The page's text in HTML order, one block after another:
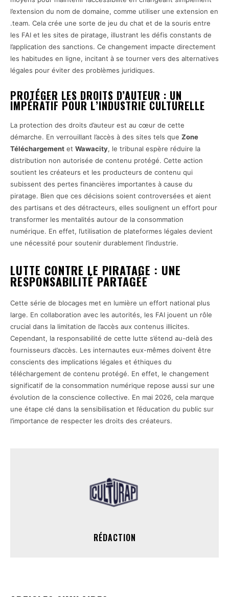
l’extension du nom de domaine, comme utiliser une extension en
.team. Cela crée une sorte de jeu du chat et de la souris entre
les FAI et les sites de piratage, illustrant les défis constants de
l’application des sanctions. Ce changement impacte directement
les habitudes en ligne, incitant à se tourner vers des alternatives
légales pour éviter des problèmes juridiques.
PROTÉGER LES DROITS D’AUTEUR : UN
IMPÉRATIF POUR L’INDUSTRIE CULTURELLE
La protection des droits d’auteur est au cœur de cette
démarche. En verrouillant l’accès à des sites tels que Zone
Téléchargement et Wawacity, le tribunal espère réduire la
distribution non autorisée de contenu protégé. Cette action
soutient les créateurs et les producteurs de contenu qui
subissent des pertes financières importantes à cause du
piratage. Bien que ces décisions soient controversées et aient
des partisans et des détracteurs, elles soulignent un effort pour
transformer les mentalités autour de la consommation
numérique. En effet, l’utilisation de plateformes légales devient
une nécessité pour soutenir durablement l’industrie.
LUTTE CONTRE LE PIRATAGE : UNE
RESPONSABILITÉ PARTAGÉE
Cette série de blocages met en lumière un effort national plus
large. En collaboration avec les autorités, les FAI jouent un rôle
crucial dans la limitation de l’accès aux contenus illicites.
Cependant, la responsabilité de cette lutte s’étend au-delà des
fournisseurs d’accès. Les internautes eux-mêmes doivent être
conscients des implications légales et éthiques du
téléchargement de contenu protégé. En effet, le changement
significatif de la consommation numérique repose aussi sur une
évolution de la conscience collective. En mai 2026, cela marque
une étape clé dans la sensibilisation et l’éducation du public sur
l’importance de respecter les droits des créateurs.
RÉDACTION